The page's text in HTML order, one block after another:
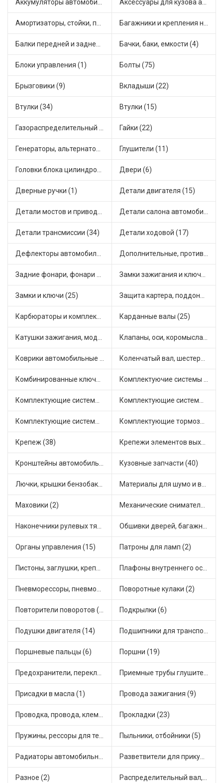
Аккумуляторы автомобильные (1) Аксессуары для кузова автомобиля (1)
Амортизаторы, стойки, подушки стоек (36) Багажники и крепления на крышу (1)
Балки передней и задней подвески (4) Бачки, баки, емкости (4)
Блоки управления (1) Болты (75)
Брызговики (9) Вкладыши (22)
Втулки (34) Втулки (15)
Газораспределительный механизм (1) Гайки (22)
Генераторы, альтернаторы и комплектующие (35) Глушители (11)
Головки блока цилиндров (2) Двери (6)
Дверные ручки (1) Детали двигателя (15)
Детали мостов и привода трансмиссии (55) Детали салона автомобиля (30)
Детали трансмиссии (34) Детали ходовой (17)
Дефлекторы автомобильные (1) Дополнительные, противотуманные фары (2)
Задние фонари, фонари видимости (2) Замки зажигания и ключи (11)
Замки и ключи (25) Защита картера, поддона, КПП (3)
Карбюраторы и комплектующие (19) Карданные валы (25)
Катушки зажигания, модули зажигания (3) Клапаны, оси, коромысла (14)
Коврики автомобильные (6) Коленчатый вал, шестерни коленчатого вала (6)
Комбинированные ключи (3) Комплектуючие системы стеклоочистителя (5)
Комплектующие системы выпуска отработавших газов (8) Комплектующие системы отопления (22)
Комплектующие системы питания (4) Комплектующие тормозной системы (21)
Крепеж (38) Крепежи элементов выхлопной системы (5)
Кронштейны автомобильные (4) Кузовные запчасти (40)
Лючки, крышки бензобака (6) Материалы для шумо и виброизоляции (1)
Маховики (2) Механические сниматели (1)
Наконечники рулевых тяг (30) Обшивки дверей, багажника, потолков, накладки салона (20)
Органы управления (15) Патроны для ламп (2)
Пистоны, заглушки, крепежные элементы (4) Плафоны внутреннего освещения (1)
Пневморессоры, пневмоподушки (1) Поворотные кулаки (2)
Повторители поворотов (4) Подкрылки (6)
Подушки двигателя (14) Подшипники для транспорта (43)
Поршневые пальцы (6) Поршни (19)
Предохранители, переключатели, кнопки автомобильные (23) Приемные трубы глушителя (5)
Присадки в масла (1) Провода зажигания (9)
Проводка, провода, клеммы и разъемы (17) Прокладки (23)
Пружины, рессоры для техники (28) Пыльники, отбойники (5)
Радиаторы автомобильные (7) Разветвители для прикуривателя (3)
Разное (2) Распределительный вал, шестерни распределительного (7)